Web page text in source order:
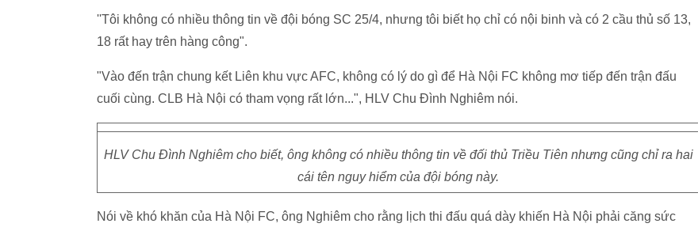
''Tôi không có nhiều thông tin về đội bóng SC 25/4, nhưng tôi biết họ chỉ có nội binh và có 2 cầu thủ số 13,
18 rất hay trên hàng công".
"Vào đến trận chung kết Liên khu vực AFC, không có lý do gì để Hà Nội FC không mơ tiếp đến trận đấu
cuối cùng. CLB Hà Nội có tham vọng rất lớn...", HLV Chu Đình Nghiêm nói.
HLV Chu Đình Nghiêm cho biết, ông không có nhiều thông tin về đối thủ Triều Tiên nhưng cũng chỉ ra hai
cái tên nguy hiểm của đội bóng này.
Nói về khó khăn của Hà Nội FC, ông Nghiêm cho rằng lịch thi đấu quá dày khiến Hà Nội phải căng sức